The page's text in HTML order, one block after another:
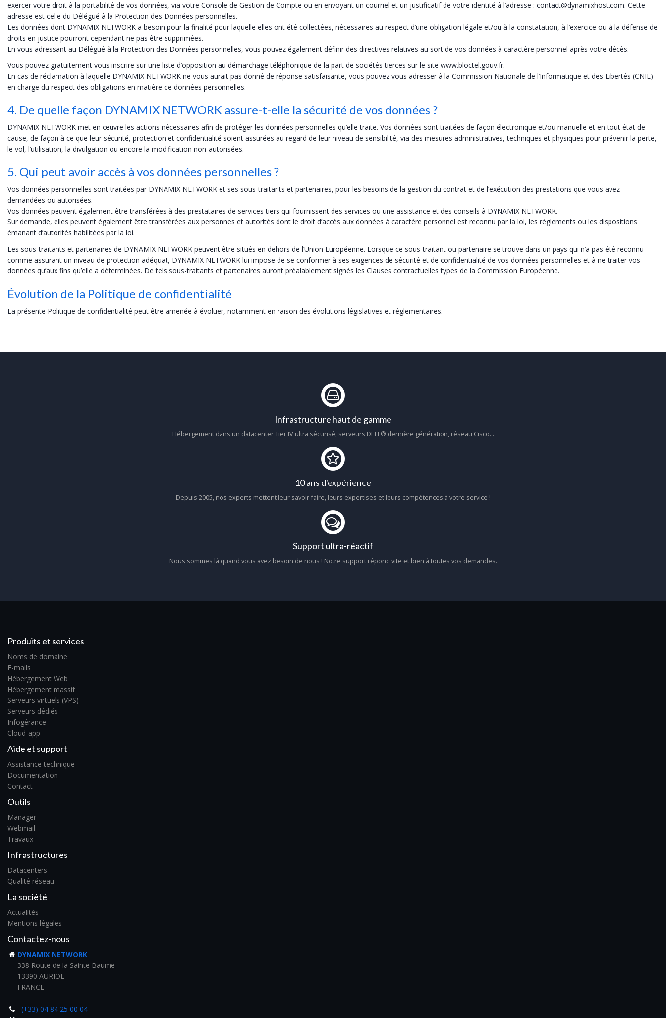
exercer votre droit à la portabilité de vos données, via votre Console de Gestion de Compte ou en envoyant un courriel et un justificatif de votre identité à l’adresse : contact@dynamixhost.com. Cette
adresse est celle du Délégué à la Protection des Données personnelles.
Les données dont DYNAMIX NETWORK a besoin pour la finalité pour laquelle elles ont été collectées, nécessaires au respect d’une obligation légale et/ou à la constatation, à l’exercice ou à la défense de
droits en justice pourront cependant ne pas être supprimées.
En vous adressant au Délégué à la Protection des Données personnelles, vous pouvez également définir des directives relatives au sort de vos données à caractère personnel après votre décès.
Vous pouvez gratuitement vous inscrire sur une liste d’opposition au démarchage téléphonique de la part de sociétés tierces sur le site www.bloctel.gouv.fr.
En cas de réclamation à laquelle DYNAMIX NETWORK ne vous aurait pas donné de réponse satisfaisante, vous pouvez vous adresser à la Commission Nationale de l’Informatique et des Libertés (CNIL)
en charge du respect des obligations en matière de données personnelles.
4. De quelle façon DYNAMIX NETWORK assure-t-elle la sécurité de vos données ?
DYNAMIX NETWORK met en œuvre les actions nécessaires afin de protéger les données personnelles qu’elle traite. Vos données sont traitées de façon électronique et/ou manuelle et en tout état de
cause, de façon à ce que leur sécurité, protection et confidentialité soient assurées au regard de leur niveau de sensibilité, via des mesures administratives, techniques et physiques pour prévenir la perte,
le vol, l’utilisation, la divulgation ou encore la modification non-autorisées.
5. Qui peut avoir accès à vos données personnelles ?
Vos données personnelles sont traitées par DYNAMIX NETWORK et ses sous-traitants et partenaires, pour les besoins de la gestion du contrat et de l’exécution des prestations que vous avez
demandées ou autorisées.
Vos données peuvent également être transférées à des prestataires de services tiers qui fournissent des services ou une assistance et des conseils à DYNAMIX NETWORK.
Sur demande, elles peuvent également être transférées aux personnes et autorités dont le droit d’accès aux données à caractère personnel est reconnu par la loi, les règlements ou les dispositions
émanant d’autorités habilitées par la loi.
Les sous-traitants et partenaires de DYNAMIX NETWORK peuvent être situés en dehors de l’Union Européenne. Lorsque ce sous-traitant ou partenaire se trouve dans un pays qui n’a pas été reconnu
comme assurant un niveau de protection adéquat, DYNAMIX NETWORK lui impose de se conformer à ses exigences de sécurité et de confidentialité de vos données personnelles et à ne traiter vos
données qu’aux fins qu’elle a déterminées. De tels sous-traitants et partenaires auront préalablement signés les Clauses contractuelles types de la Commission Européenne.
Évolution de la Politique de confidentialité
La présente Politique de confidentialité peut être amenée à évoluer, notamment en raison des évolutions législatives et réglementaires.
Infrastructure haut de gamme
Hébergement dans un datacenter Tier IV ultra sécurisé, serveurs DELL® dernière génération, réseau Cisco...
10 ans d'expérience
Depuis 2005, nos experts mettent leur savoir-faire, leurs expertises et leurs compétences à votre service !
Support ultra-réactif
Nous sommes là quand vous avez besoin de nous ! Notre support répond vite et bien à toutes vos demandes.
Produits et services
Noms de domaine
E-mails
Hébergement Web
Hébergement massif
Serveurs virtuels (VPS)
Serveurs dédiés
Infogérance
Cloud-app
Aide et support
Assistance technique
Documentation
Contact
Outils
Manager
Webmail
Travaux
Infrastructures
Datacenters
Qualité réseau
La société
Actualités
Mentions légales
Contactez-nous
DYNAMIX NETWORK
338 Route de la Sainte Baume
13390 AURIOL
FRANCE
(+33) 04 84 25 00 04